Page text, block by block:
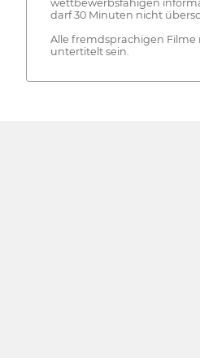
wettbewerbsfähigen
darf 30 Minuten nicht
Alle fremdsprachigen Filme
untertitelt sein.